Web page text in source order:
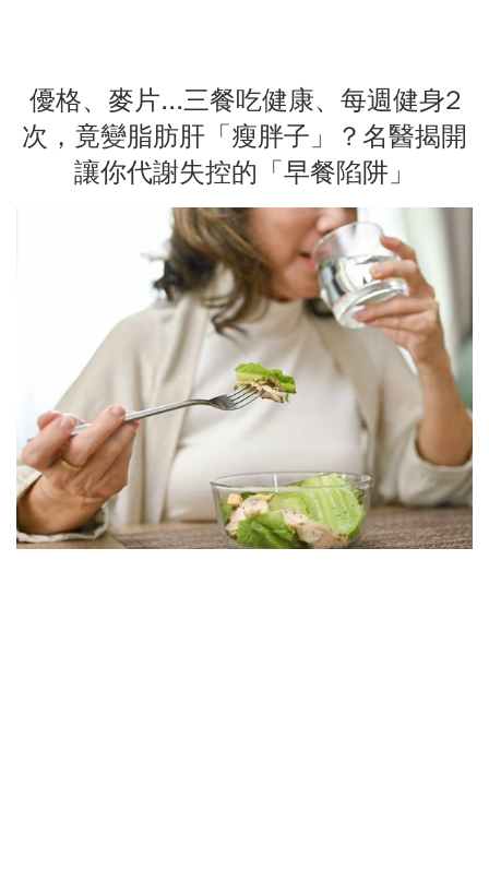
優格、麥片...三餐吃健康、每週健身2
次，竟變脂肪肝「瘦胖子」？名醫揭開
讓你代謝失控的「早餐陷阱」